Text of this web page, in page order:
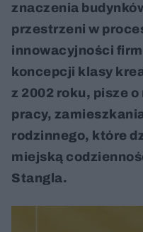
znaczenia
przestrzeni w
innowacyjności
koncepcji klasy
z 2002 roku, pisze
pracy,
rodzinnego, które
miejską
Stangla.